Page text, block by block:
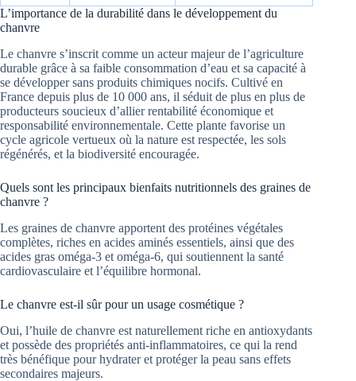
L’importance de la durabilité dans le développement du
chanvre
Le chanvre s’inscrit comme un acteur majeur de l’agriculture
durable grâce à sa faible consommation d’eau et sa capacité à
se développer sans produits chimiques nocifs. Cultivé en
France depuis plus de 10 000 ans, il séduit de plus en plus de
producteurs soucieux d’allier rentabilité économique et
responsabilité environnementale. Cette plante favorise un
cycle agricole vertueux où la nature est respectée, les sols
régénérés, et la biodiversité encouragée.
Quels sont les principaux bienfaits nutritionnels des graines de
chanvre ?
Les graines de chanvre apportent des protéines végétales
complètes, riches en acides aminés essentiels, ainsi que des
acides gras oméga-3 et oméga-6, qui soutiennent la santé
cardiovasculaire et l’équilibre hormonal.
Le chanvre est-il sûr pour un usage cosmétique ?
Oui, l’huile de chanvre est naturellement riche en antioxydants
et possède des propriétés anti-inflammatoires, ce qui la rend
très bénéfique pour hydrater et protéger la peau sans effets
secondaires majeurs.